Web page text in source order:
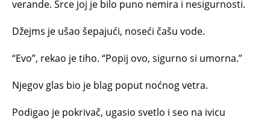
verande. Srce joj je bilo puno nemira i nesigurnosti.
Džejms je ušao šepajući, noseći čašu vode.
“Evo”, rekao je tiho. “Popij ovo, sigurno si umorna.”
Njegov glas bio je blag poput noćnog vetra.
Podigao je pokrivač, ugasio svetlo i seo na ivicu